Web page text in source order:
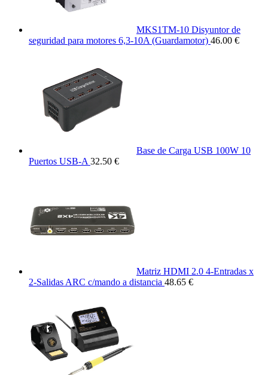
MKS1TM-10 Disyuntor de
seguridad para motores 6,3-10A (Guardamotor) 46.00 €
Base de Carga USB 100W 10
Puertos USB-A 32.50 €
Matriz HDMI 2.0 4-Entradas x
2-Salidas ARC c/mando a distancia 48.65 €